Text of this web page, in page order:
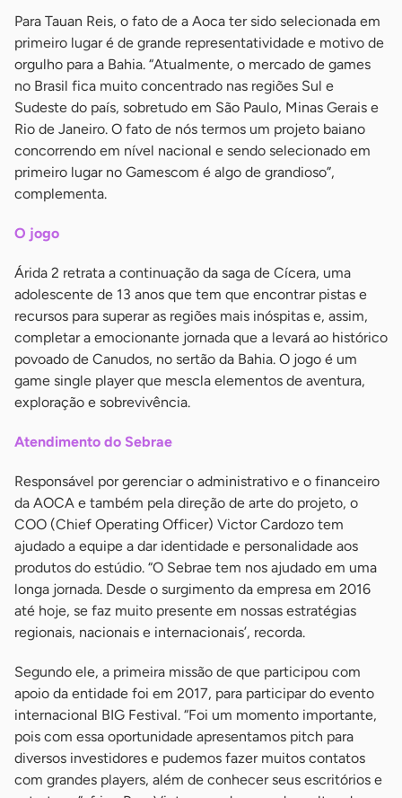
Para Tauan Reis, o fato de a Aoca ter sido selecionada em
primeiro lugar é de grande representatividade e motivo de
orgulho para a Bahia. “Atualmente, o mercado de games
no Brasil fica muito concentrado nas regiões Sul e
Sudeste do país, sobretudo em São Paulo, Minas Gerais e
Rio de Janeiro. O fato de nós termos um projeto baiano
concorrendo em nível nacional e sendo selecionado em
primeiro lugar no Gamescom é algo de grandioso”,
complementa.
O jogo
Árida 2 retrata a continuação da saga de Cícera, uma
adolescente de 13 anos que tem que encontrar pistas e
recursos para superar as regiões mais inóspitas e, assim,
completar a emocionante jornada que a levará ao histórico
povoado de Canudos, no sertão da Bahia. O jogo é um
game single player que mescla elementos de aventura,
exploração e sobrevivência.
Atendimento do Sebrae
Responsável por gerenciar o administrativo e o financeiro
da AOCA e também pela direção de arte do projeto, o
COO (Chief Operating Officer) Victor Cardozo tem
ajudado a equipe a dar identidade e personalidade aos
produtos do estúdio. “O Sebrae tem nos ajudado em uma
longa jornada. Desde o surgimento da empresa em 2016
até hoje, se faz muito presente em nossas estratégias
regionais, nacionais e internacionais’, recorda.
Segundo ele, a primeira missão de que participou com
apoio da entidade foi em 2017, para participar do evento
internacional BIG Festival. “Foi um momento importante,
pois com essa oportunidade apresentamos pitch para
diversos investidores e pudemos fazer muitos contatos
com grandes players, além de conhecer seus escritórios e